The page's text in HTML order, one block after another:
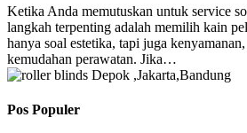
Ketika Anda memutuskan untuk service
langkah terpenting adalah memilih kain
hanya soal estetika, tapi juga
kemudahan perawatan. Jika…
Pos Populer